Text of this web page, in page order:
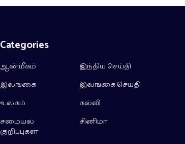
Categories
ஆன்மீகம்
இந்திய செய்தி
இலங்கை
இலங்கை செய்தி
உலகம்
கல்வி
சமையல்
குறிப்புகள்
சினிமா